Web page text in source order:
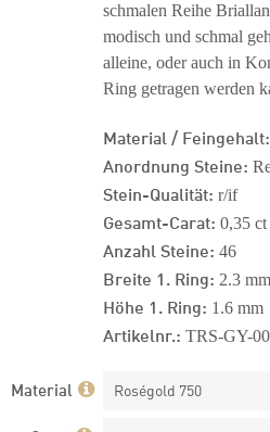
schmalen Reihe
modisch und schmal
alleine, oder auch in
Ring getragen werden
Material / Feingehalt:
Anordnung Steine:
Stein-Qualität: r/if
Gesamt-Carat: 0,35 ct
Anzahl Steine: 46
Breite 1. Ring: 2.3 mm
Höhe 1. Ring: 1.6 mm
Artikelnr.: TRS-GY-
Material Roségold 750